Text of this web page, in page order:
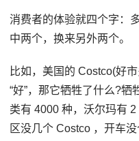
消费者的体验就四个字：
中两个，换来另外两个。
比如，美国的 Costco(好
“好”，那它牺牲了什么?牺
类有 4000 种，沃尔玛有
区没几个 Costco ，开车